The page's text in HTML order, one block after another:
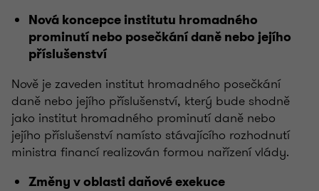
Nová koncepce institutu hromadného
prominutí nebo posečkání daně nebo jejího
příslušenství
Nově je zaveden institut hromadného posečkání
daně nebo jejího příslušenství, který bude shodně
jako institut hromadného prominutí daně nebo
jejího příslušenství namísto stávajícího rozhodnutí
ministra financí realizován formou nařízení vlády.
Změny v oblasti daňové exekuce